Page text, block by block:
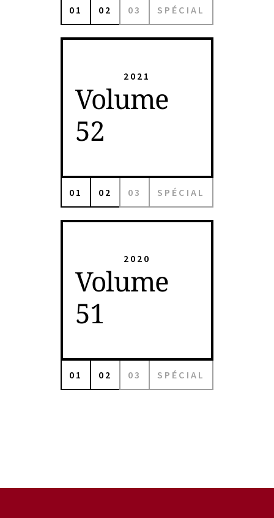
01 02 03 SPÉCIAL
2021
Volume
52
01 02 03 SPÉCIAL
2020
Volume
51
01 02 03 SPÉCIAL